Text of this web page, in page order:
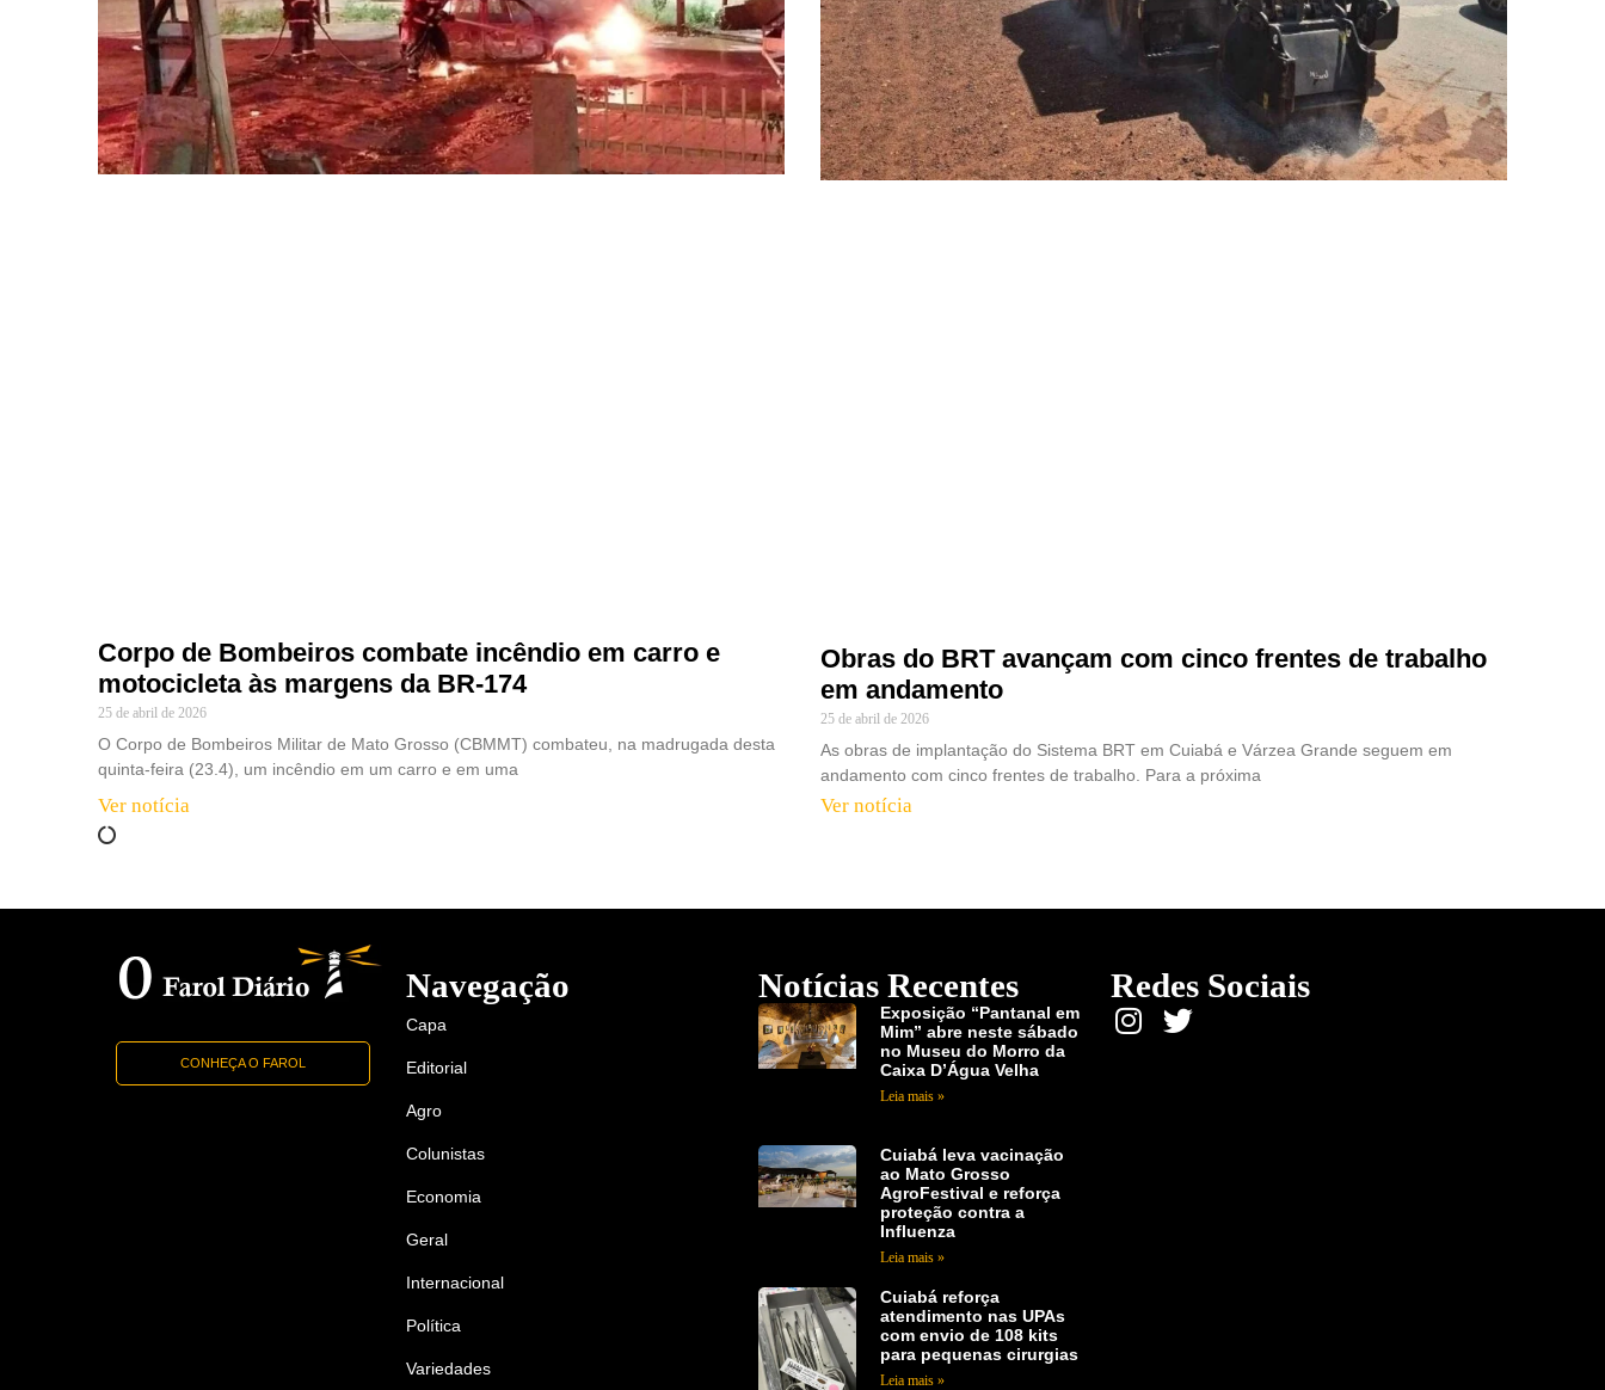
Corpo de Bombeiros combate incêndio em carro e
motocicleta às margens da BR-174
25 de abril de 2026
O Corpo de Bombeiros Militar de Mato Grosso (CBMMT) combateu, na madrugada desta
quinta-feira (23.4), um incêndio em um carro e em uma
Ver notícia
Obras do BRT avançam com cinco frentes de trabalho
em andamento
25 de abril de 2026
As obras de implantação do Sistema BRT em Cuiabá e Várzea Grande seguem em
andamento com cinco frentes de trabalho. Para a próxima
Ver notícia
CONHEÇA O FAROL
Navegação
Capa
Editorial
Agro
Colunistas
Economia
Geral
Internacional
Política
Variedades
Notícias Recentes
Exposição “Pantanal em
Mim” abre neste sábado
no Museu do Morro da
Caixa D’Água Velha
Leia mais »
Cuiabá leva vacinação
ao Mato Grosso
AgroFestival e reforça
proteção contra a
Influenza
Leia mais »
Cuiabá reforça
atendimento nas UPAs
com envio de 108 kits
para pequenas cirurgias
Leia mais »
Redes Sociais